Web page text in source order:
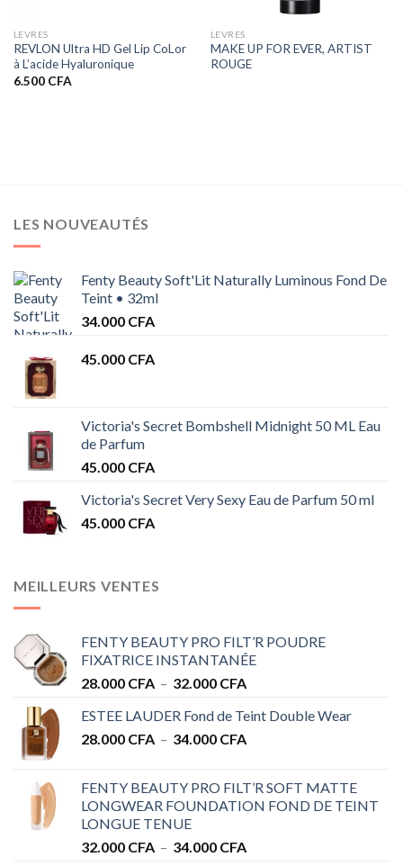
LEVRES
REVLON Ultra HD Gel Lip CoLor
à L’acide Hyaluronique
6.500 CFA
LEVRES
MAKE UP FOR EVER, ARTIST
ROUGE
LES NOUVEAUTÉS
Fenty Beauty Soft'Lit Naturally Luminous Fond De
Teint • 32ml
34.000 CFA
45.000 CFA
Victoria's Secret Bombshell Midnight 50 ML Eau
de Parfum
45.000 CFA
Victoria's Secret Very Sexy Eau de Parfum 50 ml
45.000 CFA
MEILLEURS VENTES
FENTY BEAUTY PRO FILT’R POUDRE
FIXATRICE INSTANTANÉE
28.000 CFA – 32.000 CFA
prix :
28.000 CFA
ESTEE LAUDER Fond de Teint Double Wear
28.000 CFA – 34.000 CFA
28.000 CFA
à
FENTY BEAUTY PRO FILT’R SOFT MATTE
LONGWEAR FOUNDATION FOND DE TEINT
LONGUE TENUE
32.000 CFA – 34.000 CFA